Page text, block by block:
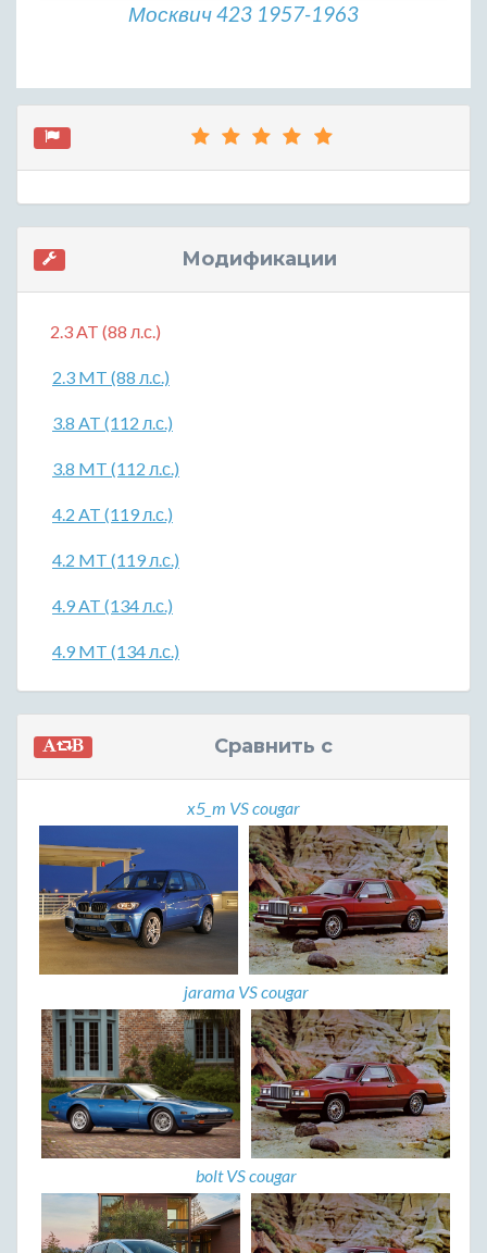
Москвич 423 1957-1963
Модификации
2.3 AT (88 л.с.)
2.3 MT (88 л.с.)
3.8 AT (112 л.с.)
3.8 MT (112 л.с.)
4.2 AT (119 л.с.)
4.2 MT (119 л.с.)
4.9 AT (134 л.с.)
4.9 MT (134 л.с.)
Сравнить с
x5_m VS cougar
jarama VS cougar
bolt VS cougar